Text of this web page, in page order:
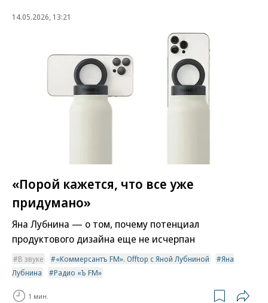
14.05.2026, 13:21
«Порой кажется, что все уже
придумано»
Яна Лубнина — о том, почему потенциал
продуктового дизайна еще не исчерпан
В звуке «Коммерсантъ FM». Offtop с Яной Лубниной
Яна
Лубнина
Радио «Ъ FM»
1 мин.